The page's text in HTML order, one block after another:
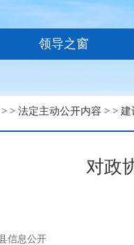
> > 法定主动公开内容 > > 建
对政
信息公开